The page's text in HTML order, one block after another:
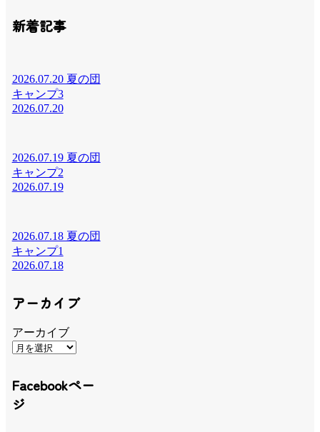
新着記事
2026.07.20 夏の団
キャンプ3
2026.07.20
2026.07.19 夏の団
キャンプ2
2026.07.19
2026.07.18 夏の団
キャンプ1
2026.07.18
アーカイブ
アーカイブ
Facebookペー
ジ